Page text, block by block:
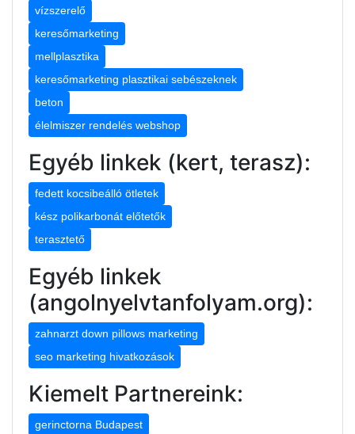
vízszerelő
keresőmarketing
mellplasztika
keresőmarketing plasztikai sebészeknek
beton
élelmiszer rendelés webshop
Egyéb linkek (kert, terasz):
fedett kocsibeálló ötletek
kész polikarbonát előtetők
terasztető
Egyéb linkek
(angolnyelvtanfolyam.org):
zahnarzt down pillows marketing
seo marketing hivatkozások
Kiemelt Partnereink:
gerinctorna Budapest